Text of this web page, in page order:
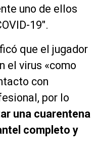
uno de ellos
19″.
que el jugador
el virus «como
con
por lo
una cuarentena
completo y